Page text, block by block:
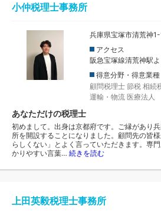
小仲税理士事務所
兵庫県宝塚市清荒神
アクセス
阪急宝塚線清荒神駅
得意分野・得意業種
顧問税理士 節税 相続
運輸・物流 医療法人
あなただけの税理士
初めまして。出身は京都府です。ご縁があり
所を開設することになりました。顧問先の皆
らしくない」とよく言っていただきます。専
かりやすい言葉… 続きを読む
上田英毅税理士事務所